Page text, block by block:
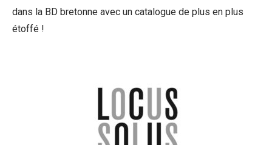
dans la BD bretonne avec un catalogue de plus en plus
étoffé !